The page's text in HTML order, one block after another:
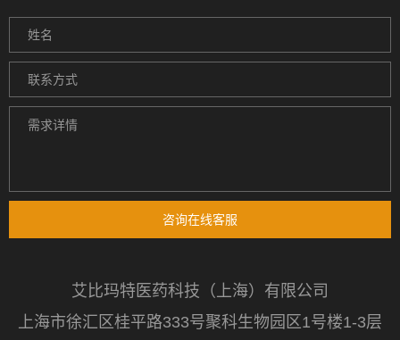
咨询在线客服
艾比玛特医药科技（上海）有限公司
上海市徐汇区桂平路333号聚科生物园区1号楼1-3层